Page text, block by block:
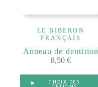
du
e
i
LE BIBERON
FRANÇAIS
Anneau de dentition
8,50€
CHOIX DES
Ce